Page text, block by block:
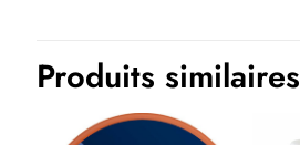
Produits similaires